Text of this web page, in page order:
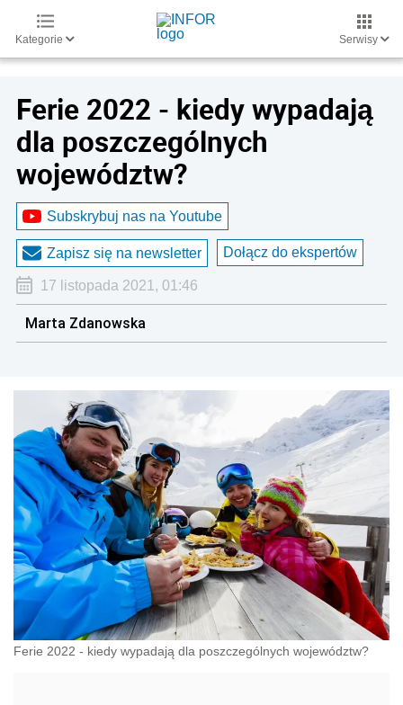
Kategorie Serwisy
Ferie 2022 - kiedy wypadają
dla poszczególnych
województw?
Subskrybuj nas na Youtube
Zapisz się na newsletter Dołącz do ekspertów
17 listopada 2021, 01:46
Marta Zdanowska
Ferie 2022 - kiedy wypadają dla poszczególnych województw?